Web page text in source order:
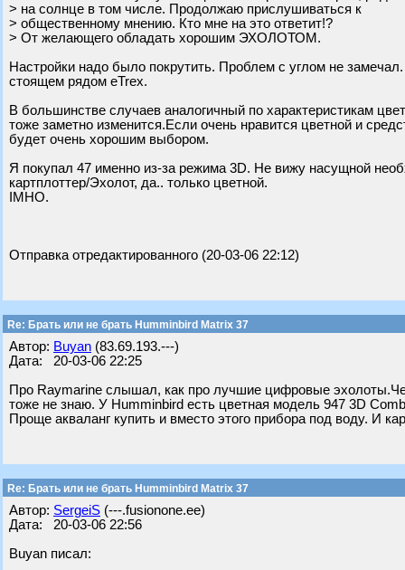
> на солнце в том числе. Продолжаю прислушиваться к
> общественному мнению. Кто мне на это ответит!?
> От желающего обладать хорошим ЭХОЛОТОМ.
Настройки надо было покрутить. Проблем с углом не
стоящем рядом eTrex.
В большинстве случаев аналогичный по характеристикам
тоже заметно изменится.Если очень нравится цветной и
будет очень хорошим выбором.
Я покупал 47 именно из-за режима 3D. Не вижу насущной
картплоттер/Эхолот, да.. только цветной.
IMHO.
Отправка отредактированного (20-03-06 22:12)
Re: Брать или не брать Humminbird Matrix 37
Автор: Buyan (83.69.193.---)
Дата: 20-03-06 22:25
Про Raymarine слышал, как про лучшие цифровые
тоже не знаю. У Humminbird есть цветная модель 947 3D
Проще акваланг купить и вместо этого прибора под воду. И
Re: Брать или не брать Humminbird Matrix 37
Автор: SergeiS (---.fusionone.ee)
Дата: 20-03-06 22:56
Buyan писал: